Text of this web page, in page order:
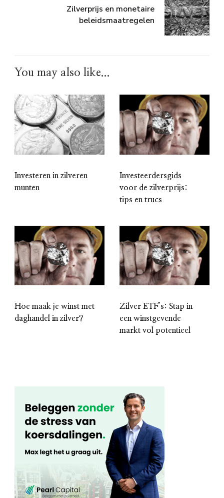
Zilverprijs en monetaire
beleidsmaatregelen
You may also like...
Investeren in zilveren
munten
Investeerdersgids
voor de zilverprijs:
tips en trucs
Hoe maak je winst met
daghandel in zilver?
Zilver ETF’s: Stap in
een winstgevende
markt vol potentieel